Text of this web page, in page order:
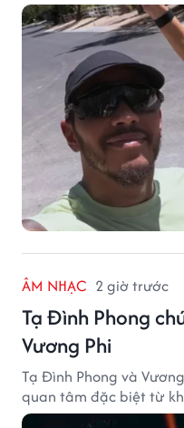
ÂM NHẠC 2 giờ trước
Tạ Đình Phong
Vương Phi
Tạ Đình Phong và
quan tâm đặc biệt từ